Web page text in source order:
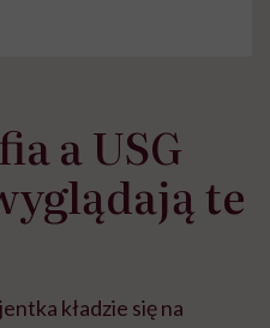
a USG
te
kładzie się na